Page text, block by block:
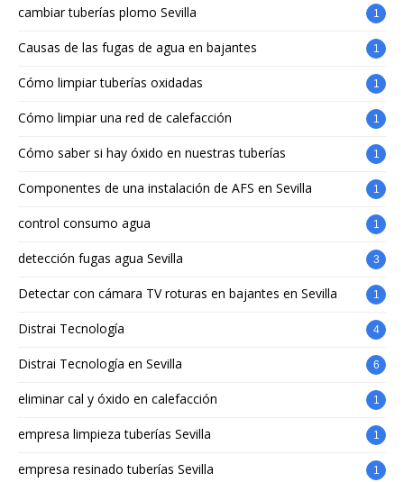
cambiar tuberías plomo Sevilla 1
Causas de las fugas de agua en bajantes 1
Cómo limpiar tuberías oxidadas 1
Cómo limpiar una red de calefacción 1
Cómo saber si hay óxido en nuestras tuberías 1
Componentes de una instalación de AFS en Sevilla 1
control consumo agua 1
detección fugas agua Sevilla 3
Detectar con cámara TV roturas en bajantes en Sevilla 1
Distrai Tecnología 4
Distrai Tecnología en Sevilla 6
eliminar cal y óxido en calefacción 1
empresa limpieza tuberías Sevilla 1
empresa resinado tuberías Sevilla 1